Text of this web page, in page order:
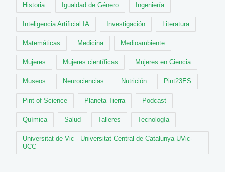
Historia Igualdad de Género Ingeniería
Inteligencia Artificial IA Investigación Literatura
Matemáticas Medicina Medioambiente
Mujeres Mujeres científicas Mujeres en Ciencia
Museos Neurociencias Nutrición Pint23ES
Pint of Science Planeta Tierra Podcast
Química Salud Talleres Tecnología
Universitat de Vic - Universitat Central de Catalunya UVic-
UCC